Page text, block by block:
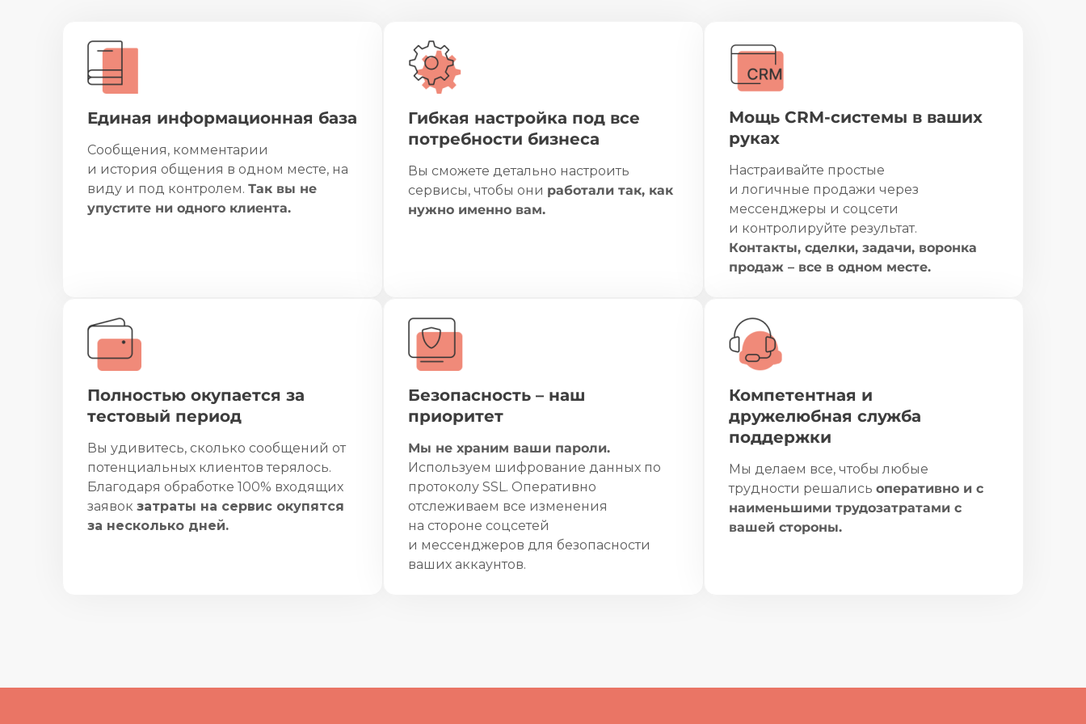
Единая информационная база
Сообщения, комментарии
и история общения в одном месте, на
виду и под контролем. Так вы не
упустите ни одного клиента.
Гибкая настройка под все
потребности бизнеса
Вы сможете детально настроить
сервисы, чтобы они работали так, как
нужно именно вам.
Мощь CRM-системы в ваших
руках
Настраивайте простые
и логичные продажи через
мессенджеры и соцсети
и контролируйте результат.
Контакты, сделки, задачи, воронка
продаж – все в одном месте.
Полностью окупается за
тестовый период
Вы удивитесь, сколько сообщений от
потенциальных клиентов терялось.
Благодаря обработке 100% входящих
заявок затраты на сервис окупятся
за несколько дней.
Безопасность – наш
приоритет
Мы не храним ваши пароли.
Используем шифрование данных по
протоколу SSL. Оперативно
отслеживаем все изменения
на стороне соцсетей
и мессенджеров для безопасности
ваших аккаунтов.
Компетентная и
дружелюбная служба
поддержки
Мы делаем все, чтобы любые
трудности решались оперативно и с
наименьшими трудозатратами с
вашей стороны.